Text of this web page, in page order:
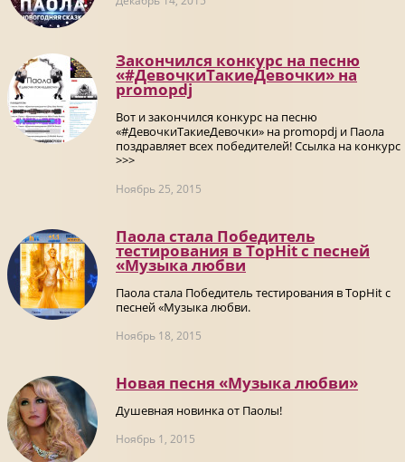
Закончился конкурс на песню
«#ДевочкиТакиеДевочки» на
promоpdj
Вот и закончился конкурс на песню
«#ДевочкиТакиеДевочки» на promоpdj и Паола
поздравляет всех победителей! Ссылка на конкурс
>>>
Ноябрь 25, 2015
Паола стала Победитель
тестирования в TopHit с песней
«Музыка любви
Паола стала Победитель тестирования в TopHit с
песней «Музыка любви.
Ноябрь 18, 2015
Новая песня «Музыка любви»
Душевная новинка от Паолы!
Ноябрь 1, 2015